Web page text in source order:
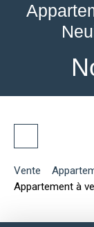
Vente
Appartement à